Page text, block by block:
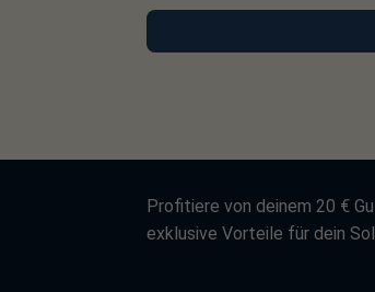
Profitiere von deinem 20 €
exklusive Vorteile für dein